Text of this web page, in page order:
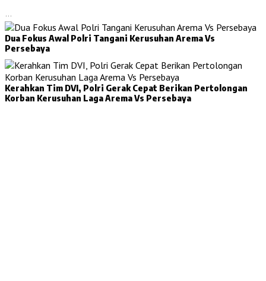
…
Dua Fokus Awal Polri Tangani Kerusuhan Arema Vs
Persebaya
Kerahkan Tim DVI, Polri Gerak Cepat Berikan Pertolongan
Korban Kerusuhan Laga Arema Vs Persebaya